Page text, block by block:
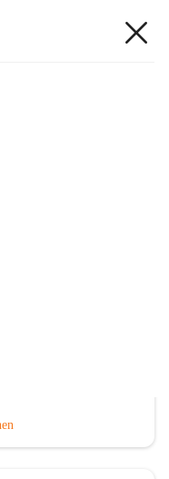
an der Weinstraße,